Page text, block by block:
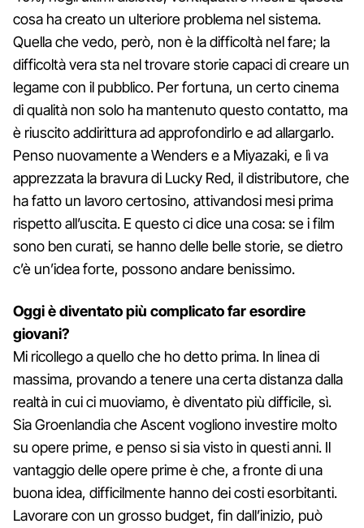
cosa ha creato un ulteriore problema nel sistema.
Quella che vedo, però, non è la difficoltà nel fare; la
difficoltà vera sta nel trovare storie capaci di creare un
legame con il pubblico. Per fortuna, un certo cinema
di qualità non solo ha mantenuto questo contatto, ma
è riuscito addirittura ad approfondirlo e ad allargarlo.
Penso nuovamente a Wenders e a Miyazaki, e lì va
apprezzata la bravura di Lucky Red, il distributore, che
ha fatto un lavoro certosino, attivandosi mesi prima
rispetto all’uscita. E questo ci dice una cosa: se i film
sono ben curati, se hanno delle belle storie, se dietro
c’è un’idea forte, possono andare benissimo.
Oggi è diventato più complicato far esordire
giovani?
Mi ricollego a quello che ho detto prima. In linea di
massima, provando a tenere una certa distanza dalla
realtà in cui ci muoviamo, è diventato più difficile, sì.
Sia Groenlandia che Ascent vogliono investire molto
su opere prime, e penso si sia visto in questi anni. Il
vantaggio delle opere prime è che, a fronte di una
buona idea, difficilmente hanno dei costi esorbitanti.
Lavorare con un grosso budget, fin dall’inizio, può